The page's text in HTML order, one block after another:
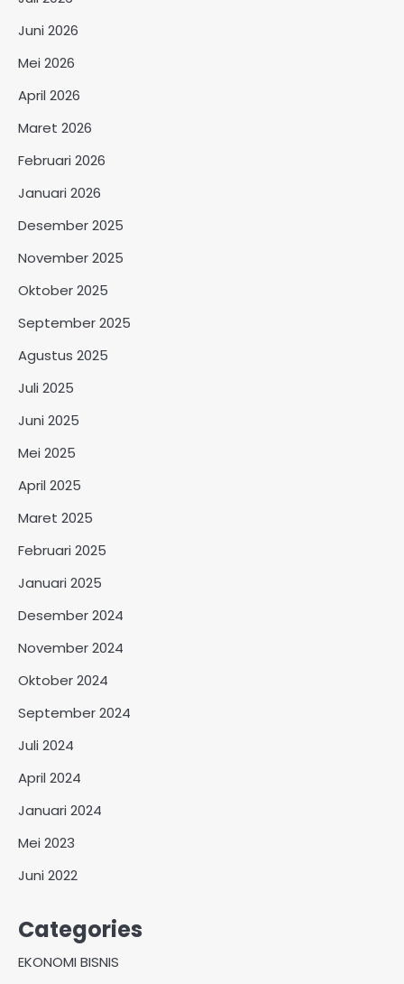
Juni 2026
Mei 2026
April 2026
Maret 2026
Februari 2026
Januari 2026
Desember 2025
November 2025
Oktober 2025
September 2025
Agustus 2025
Juli 2025
Juni 2025
Mei 2025
April 2025
Maret 2025
Februari 2025
Januari 2025
Desember 2024
November 2024
Oktober 2024
September 2024
Juli 2024
April 2024
Januari 2024
Mei 2023
Juni 2022
Categories
EKONOMI BISNIS